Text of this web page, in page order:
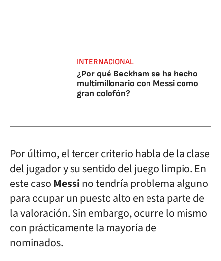
INTERNACIONAL
¿Por qué Beckham se ha hecho
multimillonario con Messi como
gran colofón?
Por último, el tercer criterio habla de la clase
del jugador y su sentido del juego limpio. En
este casoMessino tendría problema alguno
para ocupar un puesto alto en esta parte de
la valoración. Sin embargo, ocurre lo mismo
con prácticamente la mayoría de
nominados.